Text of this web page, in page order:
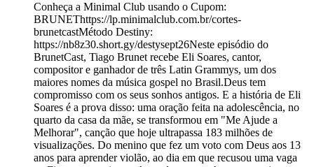
Conheça a Minimal Club usando o Cupom:
BRUNEThttps://lp.minimalclub.com.br/cortes-
brunetcastMétodo Destiny:
https://nb8z30.short.gy/destysept26Neste episódio do
BrunetCast, Tiago Brunet recebe Eli Soares, cantor,
compositor e ganhador de três Latin Grammys, um dos
maiores nomes da música gospel no Brasil.Deus tem
compromisso com os seus sonhos antigos. E a história de Eli
Soares é a prova disso: uma oração feita na adolescência, no
quarto da casa da mãe, se transformou em "Me Ajude a
Melhorar", canção que hoje ultrapassa 183 milhões de
visualizações. Do menino que fez um voto com Deus aos 13
anos para aprender violão, ao dia em que recusou uma vaga